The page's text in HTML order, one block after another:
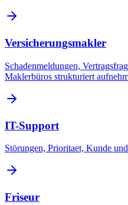
Versicherungsmakler
Schadenmeldungen,
Maklerbüros strukturiert
IT-Support
Störungen, Prioritaet, Kunde
Friseur